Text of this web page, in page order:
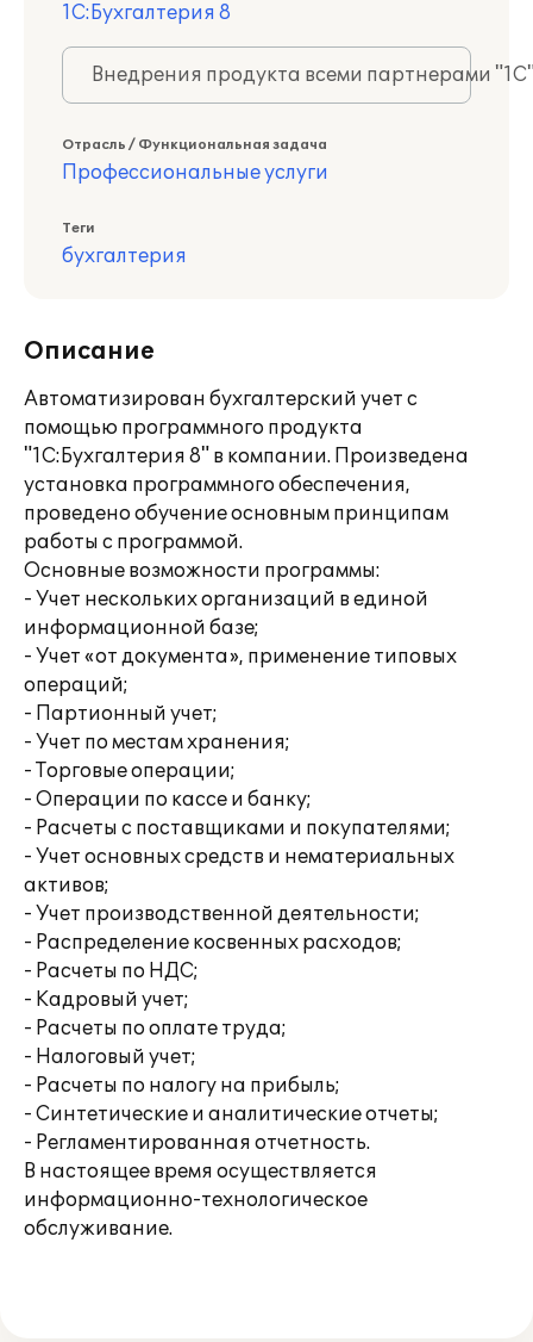
1С:Бухгалтерия 8
Внедрения продукта всеми партнерами
Отрасль / Функциональная задача
Профессиональные услуги
Теги
бухгалтерия
Описание
Автоматизирован бухгалтерский учет с
помощью программного продукта
"1С:Бухгалтерия 8" в компании. Произведена
установка программного обеспечения,
проведено обучение основным принципам
работы с программой.
Основные возможности программы:
- Учет нескольких организаций в единой
информационной базе;
- Учет «от документа», применение типовых
операций;
- Партионный учет;
- Учет по местам хранения;
- Торговые операции;
- Операции по кассе и банку;
- Расчеты с поставщиками и покупателями;
- Учет основных средств и нематериальных
активов;
- Учет производственной деятельности;
- Распределение косвенных расходов;
- Расчеты по НДС;
- Кадровый учет;
- Расчеты по оплате труда;
- Налоговый учет;
- Расчеты по налогу на прибыль;
- Синтетические и аналитические отчеты;
- Регламентированная отчетность.
В настоящее время осуществляется
информационно-технологическое
обслуживание.